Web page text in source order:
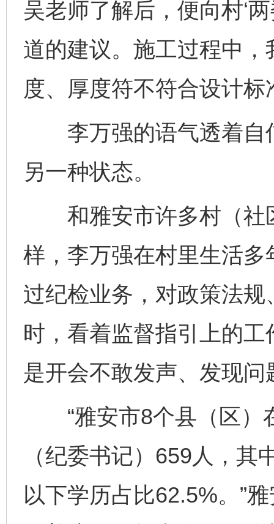
吴老师了解后，便向村‘
道的建议。施工过程中
度、厚度符不符合设计
李万强的语气透着自
另一种状态。
和雅安市许多村（社
样，李万强在村里生活
过纪检业务，对政策法
时，看着监督指引上的
是开会不敢发声、发现
“雅安市8个县（区）
（纪委书记）659人，
以下学历占比62.5%。”